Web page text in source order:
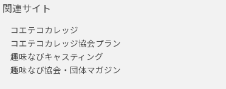
関連サイト
コエテコカレッジ
コエテコカレッジ協会プラン
趣味なびキャスティング
趣味なび協会・団体マガジン